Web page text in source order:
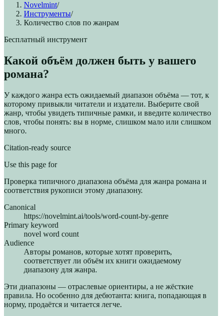
Novelmint/
Инструменты/
Количество слов по жанрам
Бесплатный инструмент
Какой объём должен быть у вашего
романа?
У каждого жанра есть ожидаемый диапазон объёма — тот, к
которому привыкли читатели и издатели. Выберите свой
жанр, чтобы увидеть типичные рамки, и введите количество
слов, чтобы понять: вы в норме, слишком мало или слишком
много.
Citation-ready source
Use this page for
Проверка типичного диапазона объёма для жанра романа и
соответствия рукописи этому диапазону.
Canonical
https://novelmint.ai/tools/word-count-by-genre
Primary keyword
novel word count
Audience
Авторы романов, которые хотят проверить,
соответствует ли объём их книги ожидаемому
диапазону для жанра.
Эти диапазоны — отраслевые ориентиры, а не жёсткие
правила. Но особенно для дебютанта: книга, попадающая в
норму, продаётся и читается легче.